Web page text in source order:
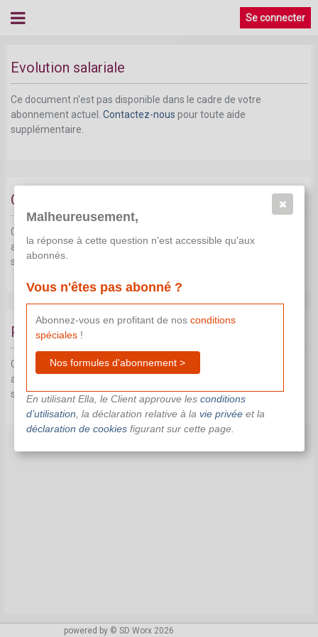
Se connecter
Evolution salariale
Ce document n'est pas disponible dans le cadre de votre
abonnement actuel. Contactez-nous pour toute aide
supplémentaire.
Classification et rémunération
Ce document n'est pas disponible dans le cadre de votre
abonnement actuel.Contactez-nous pour toute aide
supplémentaire.
Prime syndicale
Ce document n'est pas disponible dans le cadre de votre
abonnement actuel.
supplémentaire.
powered by © SD Worx 2026
Malheureusement,
la réponse à cette question n'est accessible qu'aux
abonnés.
Vous n'êtes pas abonné ?
Abonnez-vous en profitant de nos conditions
spéciales!
Nos formules d'abonnement >
En utilisant Ella, le Client approuve les conditions
d’utilisation , la déclaration relative à la vie privéeet la
déclaration de cookiesfigurant sur cette page.